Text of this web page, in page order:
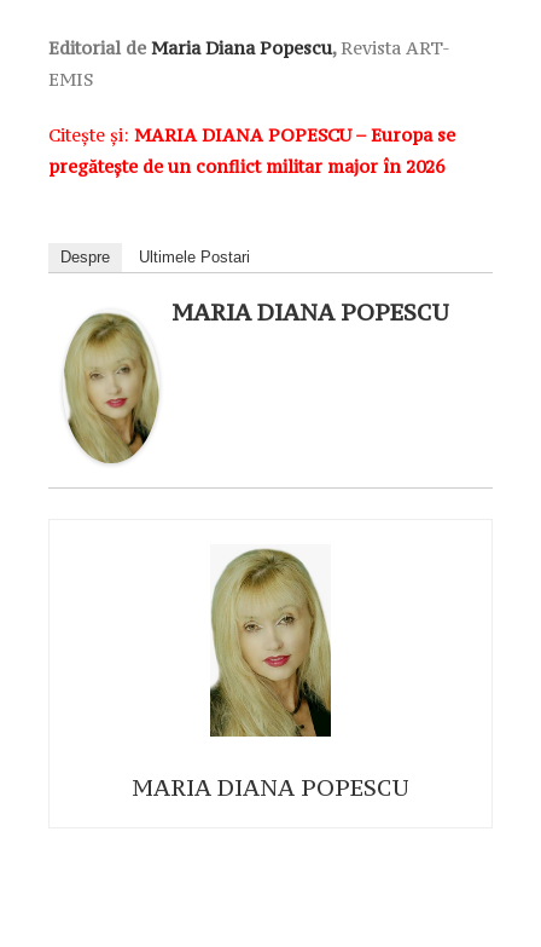
Editorial de Maria Diana Popescu,Revista ART-
EMIS
Citește și: MARIA DIANA POPESCU – Europa se
pregăteşte de un conflict militar major în 2026
Despre Ultimele Postari
MARIA DIANA POPESCU
MARIA DIANA POPESCU